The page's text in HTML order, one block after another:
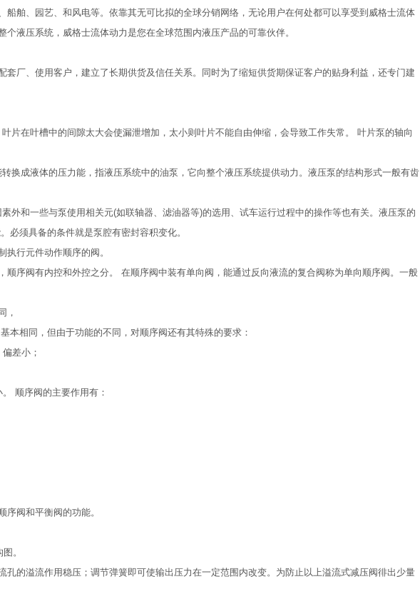
舶、园艺、和风电等。依靠其无可比拟的全球分销网络，无论用户在何处都可以享受到威格士流体
液压系统，威格士流体动力是您在全球范围内液压产品的可靠伙伴。
厂、使用客户，建立了长期供货及信任关系。同时为了缩短供货期保证客户的贴身利益，还专门建
片在叶槽中的间隙太大会使漏泄增加，太小则叶片不能自由伸缩，会导致工作失常。 叶片泵的轴向
换成液体的压力能，指液压系统中的油泵，它向整个液压系统提供动力。液压泵的结构形式一般有齿
外和一些与泵使用相关元(如联轴器、滤油器等)的选用、试车运行过程中的操作等也有关。液压泵的
必须具备的条件就是泵腔有密封容积变化。
行元件动作顺序的阀。
序阀有内控和外控之分。 在顺序阀中装有单向阀，能通过反向液流的复合阀称为单向顺序阀。一般
，
本相同，但由于功能的不同，对顺序阀还有其特殊的要求：
差小；
顺序阀的主要作用有：
阀和平衡阀的功能。
。
的溢流作用稳压；调节弹簧即可使输出压力在一定范围内改变。为防止以上溢流式减压阀徘出少量